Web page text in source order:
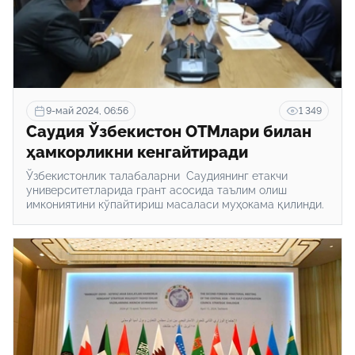
9-май 2024, 06:56 1 349
Саудия Ўзбекистон ОТМлари билан
ҳамкорликни кенгайтиради
Ўзбекистонлик талабаларни Саудиянинг етакчи
университетларида грант асосида таълим олиш
имкониятини кўпайтириш масаласи муҳокама қилинди.